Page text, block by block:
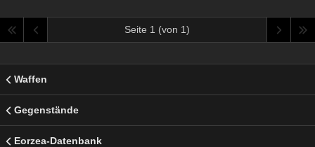
Seite 1 (von 1)
Waffen
Gegenstände
Eorzea-Datenbank